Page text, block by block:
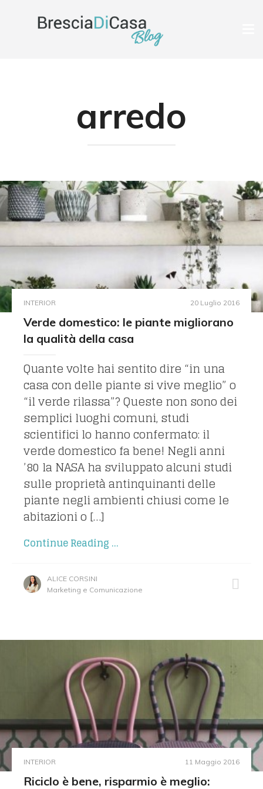
arredo
INTERIOR 20 Luglio 2016
Verde domestico: le piante migliorano
la qualità della casa
Quante volte hai sentito dire “in una
casa con delle piante si vive meglio” o
“il verde rilassa”? Queste non sono dei
semplici luoghi comuni, studi
scientifici lo hanno confermato: il
verde domestico fa bene! Negli anni
’80 la NASA ha sviluppato alcuni studi
sulle proprietà antinquinanti delle
piante negli ambienti chiusi come le
abitazioni o […]
Continue Reading ...
ALICE CORSINI
Marketing e Comunicazione
INTERIOR 11 Maggio 2016
Riciclo è bene, risparmio è meglio: